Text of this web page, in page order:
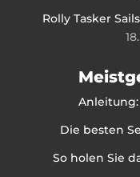
Rolly Tasker
Anleitung:
Die besten
So holen Sie